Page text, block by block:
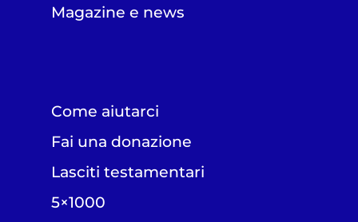
Magazine e news
Come aiutarci
Fai una donazione
Lasciti testamentari
5×1000